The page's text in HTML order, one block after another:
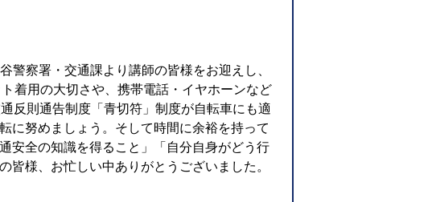
警察署・交通課より講師の皆様をお迎えし、
着用の大切さや、携帯電話・イヤホーンなど
反則通告制度「青切符」制度が自転車にも適
に努めましょう。そして時間に余裕を持って
安全の知識を得ること」「自分自身がどう行
様、お忙しい中ありがとうございました。